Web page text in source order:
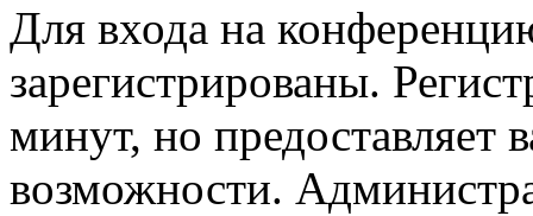
Для входа на
зарегистрированы.
минут, но предоставляет
возможности.